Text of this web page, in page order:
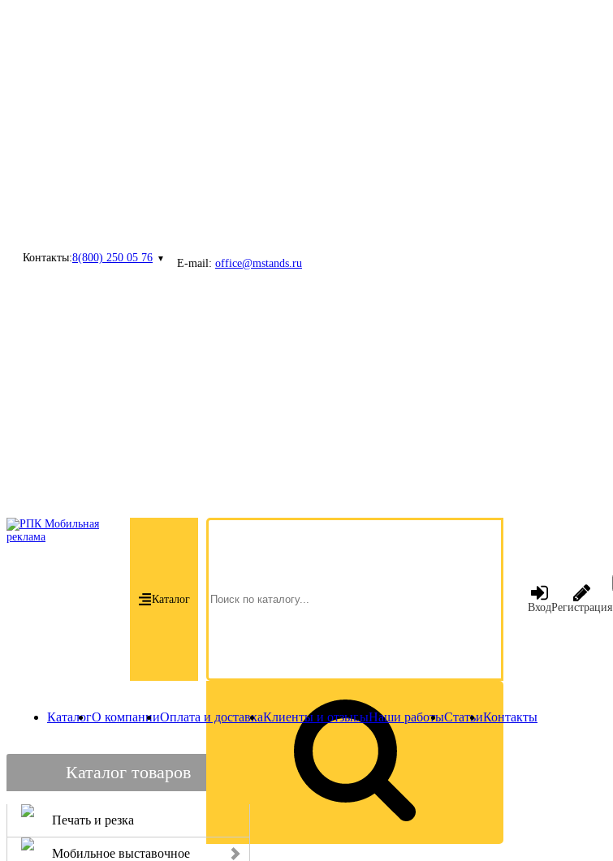
Контакты:8(800) 250 05 76 E-mail: office@mstands.ru
Каталог
ВходРегистрация
КаталогО компанииОплата и доставкаКлиенты и отзывыНаши работыСтатьиКонтакты
Каталог товаров
Печать и резка
Мобильное выставочное